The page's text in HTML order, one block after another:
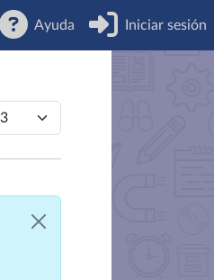
Ayuda Iniciar sesión